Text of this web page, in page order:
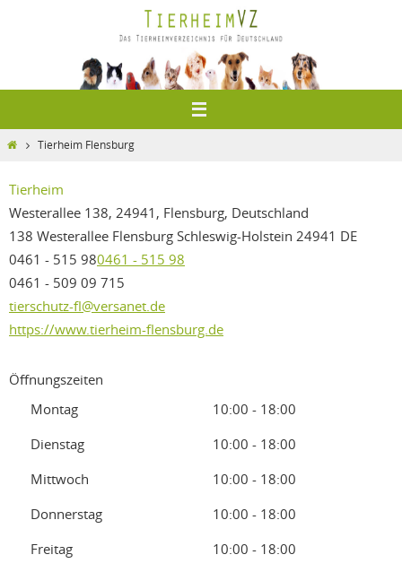
HomeTierheim Flensburg
Tierheim
Westerallee 138, 24941, Flensburg, Deutschland
138 Westerallee Flensburg Schleswig-Holstein 24941 DE
0461 - 515 980461 - 515 98
0461 - 509 09 715
tierschutz-fl@versanet.de
https://www.tierheim-flensburg.de
Öffnungszeiten
Montag
10:00 - 18:00
Dienstag
10:00 - 18:00
Mittwoch
10:00 - 18:00
Donnerstag
10:00 - 18:00
Freitag
10:00 - 18:00